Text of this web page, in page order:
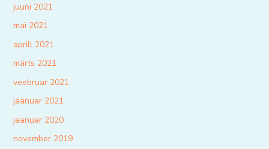
juuni 2021
mai 2021
aprill 2021
märts 2021
veebruar 2021
jaanuar 2021
jaanuar 2020
november 2019